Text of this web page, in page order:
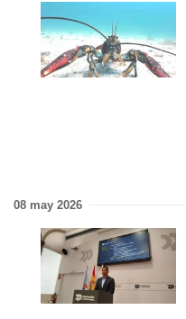
08 may 2026